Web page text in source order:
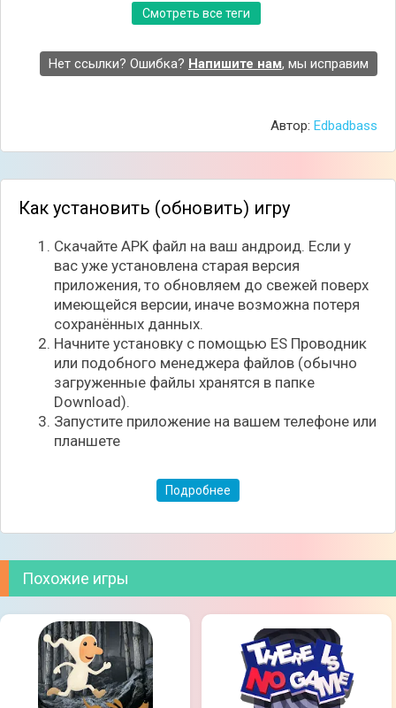
Понадобится решить немало головоломок, чтобы
получить хоть какой-то намёк на происходящее, и
понять куда двигаться дальше. Однако будьте
осторожны во время решения различных задач,
так-как в доме как оказывается вы совсем не
одни. Используйте различные предметы в целях
самообороны, или же просто прячьтесь от
существа в укромных местах!
Особенности игры:
Большое здание с десятками помещений;
Качественная картинка с пугающей
атмосферой;
Смотреть все теги
Нет ссылки? Ошибка? Напишите нам, мы исправим
Автор: Edbadbass
Как установить (обновить) игру
Скачайте APK файл на ваш андроид. Если у
вас уже установлена старая версия
приложения, то обновляем до свежей поверх
имеющейся версии, иначе возможна потеря
сохранённых данных.
Начните установку с помощью ES Проводник
или подобного менеджера файлов (обычно
загруженные файлы хранятся в папке
Download).
Запустите приложение на вашем телефоне или
планшете
Подробнее
Похожие игры